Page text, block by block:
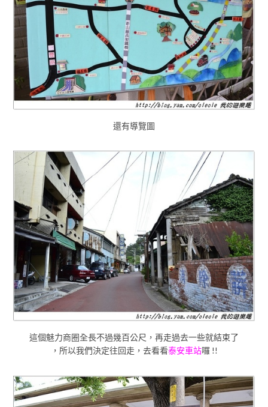
還有導覽圖
這個魅力商圈全長不過幾百公尺，再走過去一些就結束了
，所以我們決定往回走，去看看泰安車站囉 !!